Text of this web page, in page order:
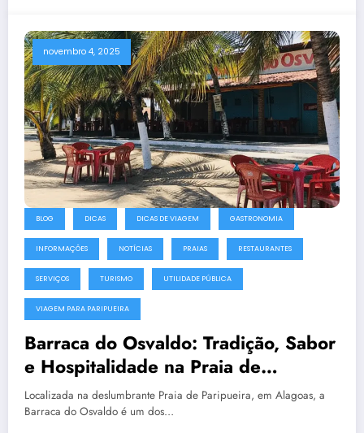
novembro 4, 2025
BLOG DICAS DICAS DE VIAGEM GASTRONOMIA
INFORMAÇÕES NOTÍCIAS PRAIAS RESTAURANTES
SERVIÇOS TURISMO UTILIDADE PÚBLICA
VIAGEM PARA PARIPUEIRA
Barraca do Osvaldo: Tradição, Sabor
e Hospitalidade na Praia de
Paripueira
Localizada na deslumbrante Praia de Paripueira, em Alagoas, a
Barraca do Osvaldo é um dos…